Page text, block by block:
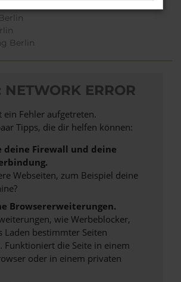
Berlin
Berlin
NETWORK ERROR
ein Fehler aufgetreten.
Tipps, die dir helfen können:
deine Firewall und deine
Webseiten, zum Beispiel deine
Browsererweiterungen.
wie Werbeblocker,
Laden bestimmter Seiten
Funktioniert die Seite in einem
oder in einem privaten